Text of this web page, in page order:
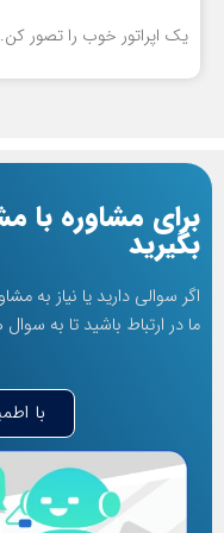
یک اپراتور خوب را تصور
برای مشاوره
بگیرید
اگر سوالی دارید یا نیاز به
ما در ارتباط باشید تا به
با